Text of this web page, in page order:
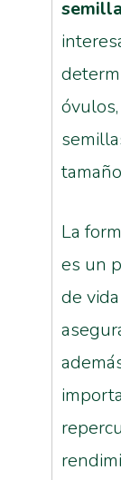
La
es un
de